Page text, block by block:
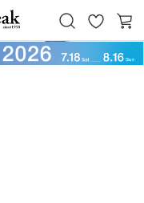
お
気
カ
ー